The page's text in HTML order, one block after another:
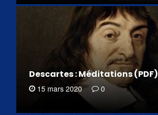
Descartes : Méditations (PDF)
15 mars 2020 0